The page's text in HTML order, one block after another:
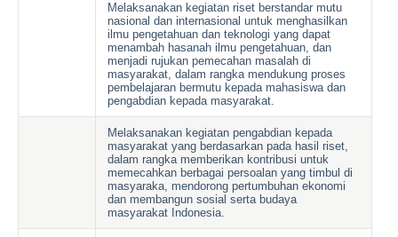
Melaksanakan kegiatan riset berstandar mutu
nasional dan internasional untuk menghasilkan
ilmu pengetahuan dan teknologi yang dapat
menambah hasanah ilmu pengetahuan, dan
menjadi rujukan pemecahan masalah di
masyarakat, dalam rangka mendukung proses
pembelajaran bermutu kepada mahasiswa dan
pengabdian kepada masyarakat.
Melaksanakan kegiatan pengabdian kepada
masyarakat yang berdasarkan pada hasil riset,
dalam rangka memberikan kontribusi untuk
memecahkan berbagai persoalan yang timbul di
masyaraka, mendorong pertumbuhan ekonomi
dan membangun sosial serta budaya
masyarakat Indonesia.